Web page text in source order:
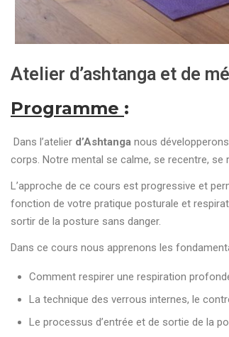
Atelier d’ashtanga et de
Programme :
Dans l’atelier d’Ashtanga nous
corps. Notre mental se calme, se recentre, se
L’approche de ce cours est progressive et
fonction de votre pratique posturale et
sortir de la posture sans danger.
Dans ce cours nous apprenons les
Comment respirer une respiration
La technique des verrous internes, le
Le processus d’entrée et de sortie de la